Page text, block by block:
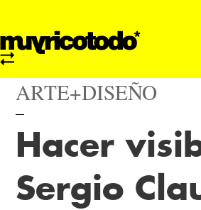
ARTE+DISEÑO
Hacer
Sergio